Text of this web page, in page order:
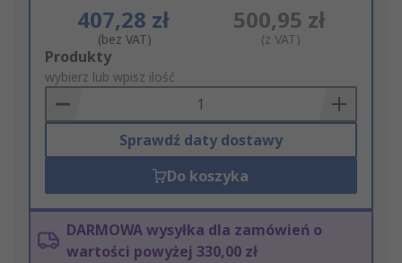
407,28 zł
(bez VAT)
500,95 zł
(z VAT)
Add
to
Basket
Produkty
wybierz lub wpisz ilość
Sprawdź daty dostawy
Do koszyka
DARMOWA wysyłka dla zamówień o
wartości powyżej 330,00 zł